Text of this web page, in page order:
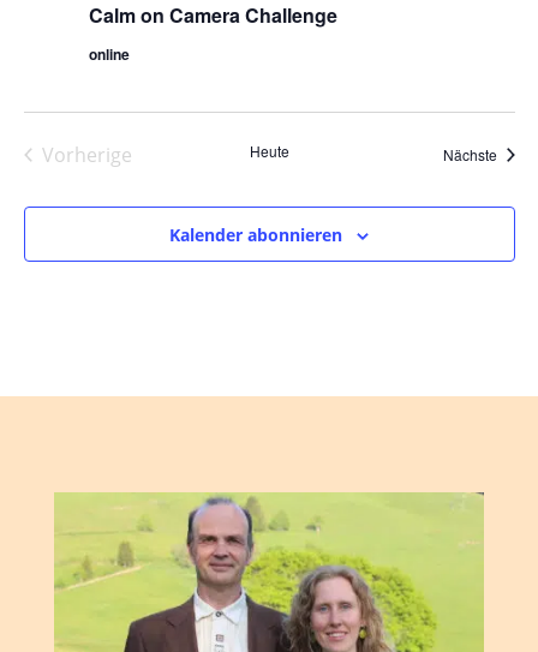
Calm on Camera Challenge
online
Vorherige
Heute Nächste
Kalender abonnieren